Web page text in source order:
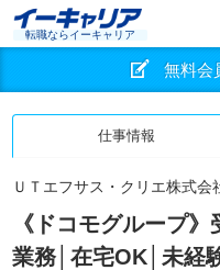
転職ならイーキャリア
無料会
仕事情報
ＵＴエフサス・クリエ株式会
《ドコモグループ
業務│在宅OK│未経